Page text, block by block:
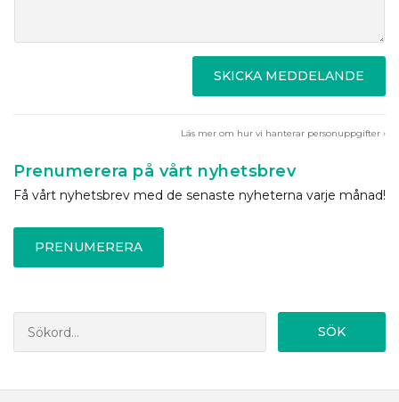
SKICKA MEDDELANDE
Läs mer om hur vi hanterar personuppgifter ›
Prenumerera på vårt nyhetsbrev
Få vårt nyhetsbrev med de senaste nyheterna varje månad!
PRENUMERERA
SÖK